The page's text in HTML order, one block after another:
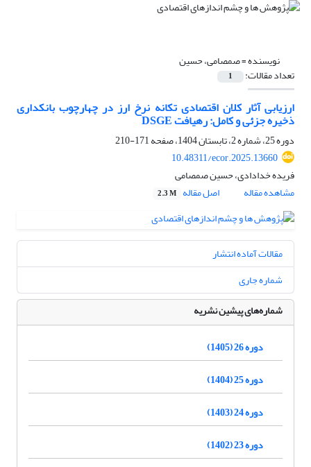
نویسنده =صمصامی، حسین
تعداد مقالات: 1
ارزیابی آثار کلان اقتصادی تکانه نرخ ارز در چهارچوب بانکداری
ذخیره جزئی و کامل: رهیافت DSGE
دوره 25، شماره 2، تابستان 1404، صفحه
171-210
10.48311/ecor.2025.13660
فریده خدادادی، حسین صمصامی
مشاهده مقاله
اصل مقاله 2.3 M
مقالات آماده انتشار
شماره جاری
شماره‌های پیشین نشریه
دوره 26 (1405)
دوره 25 (1404)
دوره 24 (1403)
دوره 23 (1402)